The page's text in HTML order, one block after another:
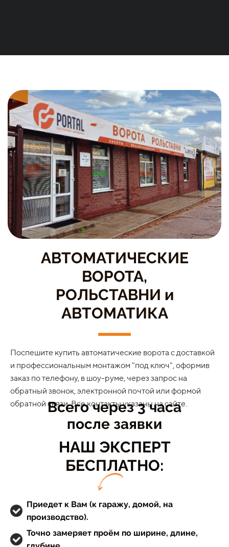
АВТОМАТИЧЕСКИЕ
ВОРОТА,
РОЛЬСТАВНИ и
АВТОМАТИКА
Поспешите купить автоматические ворота с доставкой
и профессиональным монтажом "под ключ", оформив
заказ по телефону, в шоу-руме, через запрос на
обратный звонок, электронной почтой или формой
обратной связи. Все контакты указаны на сайте.
Приедет к Вам (к гаражу, домой, на
производство).
Точно замеряет проём по ширине, длине,
НАШ ЭКСПЕРТ
БЕСПЛАТНО:
Всего через 3 часа
после заявки